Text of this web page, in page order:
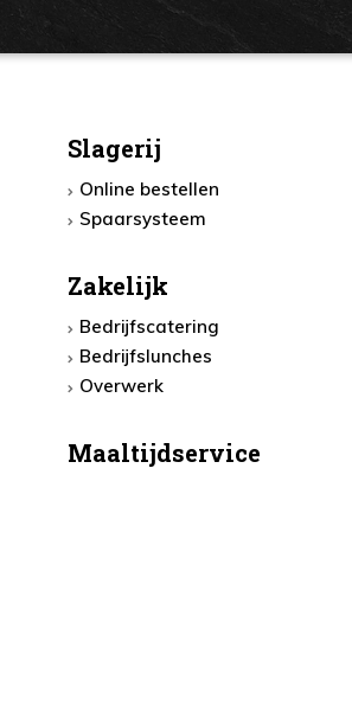
Slagerij
Online bestellen
Spaarsysteem
Zakelijk
Bedrijfscatering
Bedrijfslunches
Overwerk
Maaltijdservice